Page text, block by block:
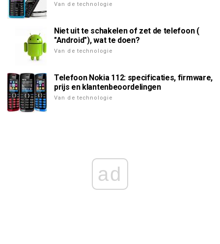
Van de technologie
Niet uit te schakelen of zet de telefoon (
"Android"), wat te doen?
Van de technologie
Telefoon Nokia 112: specificaties, firmware,
prijs en klantenbeoordelingen
Van de technologie
ad